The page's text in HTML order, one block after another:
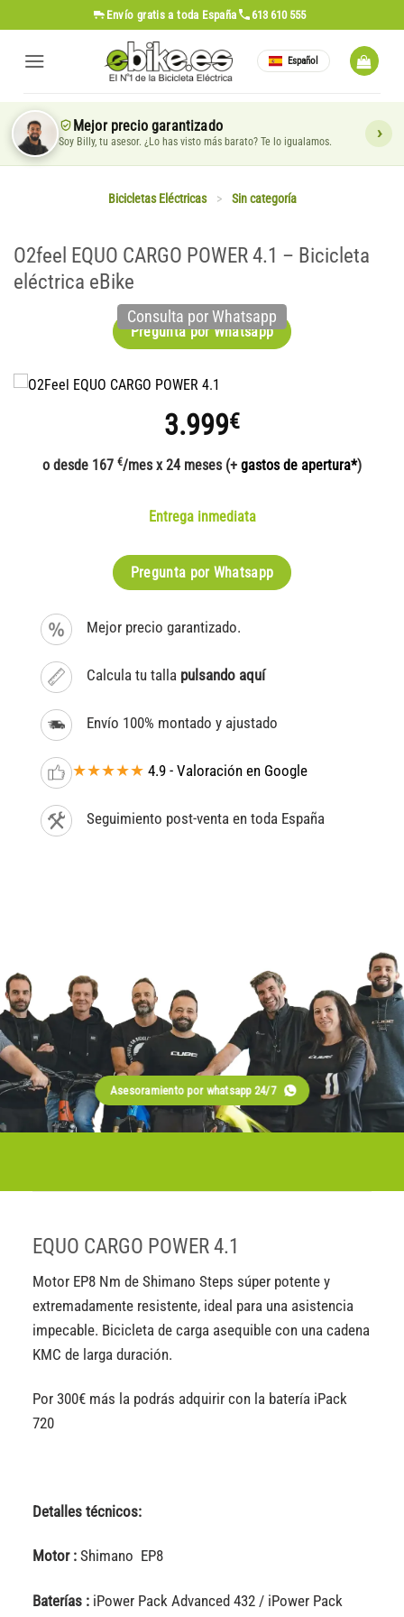
al
contenido
Envío gratis a toda España 613 610 555
Español
Mejor precio garantizado
Soy Billy, tu asesor. ¿Lo has visto más barato? Te lo igualamos.
Bicicletas Eléctricas > Sin categoría
O2feel EQUO CARGO POWER 4.1 – Bicicleta
eléctrica eBike
Pregunta por Whatsapp
Consulta por Whatsapp
3.999€
o desde 167 €/mes x 24 meses (+ gastos de apertura*)
Entrega inmediata
Pregunta por Whatsapp
Mejor precio garantizado.
Calcula tu talla pulsando aquí
Envío 100% montado y ajustado
★★★★★ 4.9 - Valoración en Google
Seguimiento post-venta en toda España
Asesoramiento por whatsapp 24/7
EQUO CARGO POWER 4.1
Motor EP8 Nm de Shimano Steps súper potente y
extremadamente resistente, ideal para una asistencia
impecable. Bicicleta de carga asequible con una cadena
KMC de larga duración.
Por 300€ más la podrás adquirir con la batería iPack
720
Detalles técnicos:
Motor : Shimano EP8
Baterías : iPower Pack Advanced 432 / iPower Pack